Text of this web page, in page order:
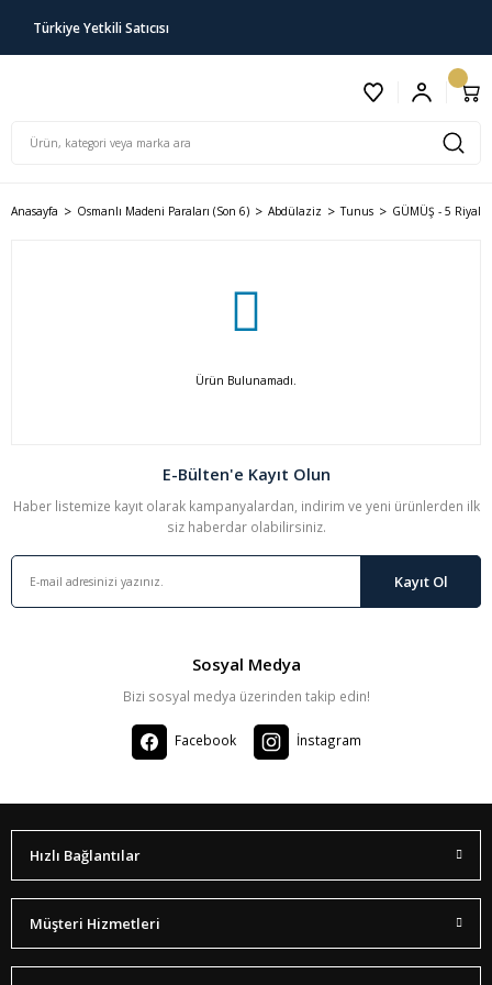
Türkiye Yetkili Satıcısı
Anasayfa Osmanlı Madeni Paraları (Son 6) Abdülaziz Tunus GÜMÜŞ - 5 Riyal
Ürün Bulunamadı.
E-Bülten'e Kayıt Olun
Haber listemize kayıt olarak kampanyalardan, indirim ve yeni ürünlerden ilk
siz haberdar olabilirsiniz.
Kayıt Ol
Sosyal Medya
Bizi sosyal medya üzerinden takip edin!
Facebook İnstagram
Hızlı Bağlantılar
Müşteri Hizmetleri